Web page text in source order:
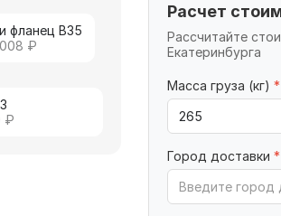
фланец В35
₽
₽
Расчет
Рассчитайте
Екатеринбурга
Масса груза (кг) *
Город доставки *